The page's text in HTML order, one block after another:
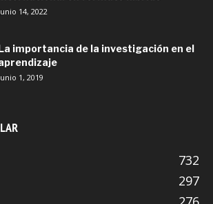
14, 2022
La importancia de la investigación en el
1, 2019
732
297